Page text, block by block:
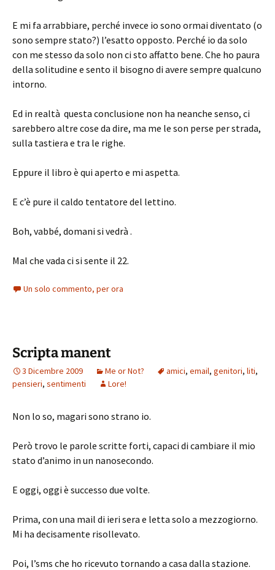
E mi fa arrabbiare, perché invece io sono ormai diventato (o
sono sempre stato?) l’esatto opposto. Perché io da solo
con me stesso da solo non ci sto affatto bene. Che ho paura
della solitudine e sento il bisogno di avere sempre qualcuno
intorno.
Ed in realtà questa conclusione non ha neanche senso, ci
sarebbero altre cose da dire, ma me le son perse per strada,
sulla tastiera e tra le righe.
Eppure il libro è qui aperto e mi aspetta.
E c’è pure il caldo tentatore del lettino.
Boh, vabbé, domani si vedrà .
Mal che vada ci si sente il 22.
Un solo commento, per ora
Scripta manent
3 Dicembre 2009 Me or Not? amici, email, genitori, liti,
pensieri, sentimenti Lore!
Non lo so, magari sono strano io.
Però trovo le parole scritte forti, capaci di cambiare il mio
stato d’animo in un nanosecondo.
E oggi, oggi è successo due volte.
Prima, con una mail di ieri sera e letta solo a mezzogiorno.
Mi ha decisamente risollevato.
Poi, l’sms che ho ricevuto tornando a casa dalla stazione.